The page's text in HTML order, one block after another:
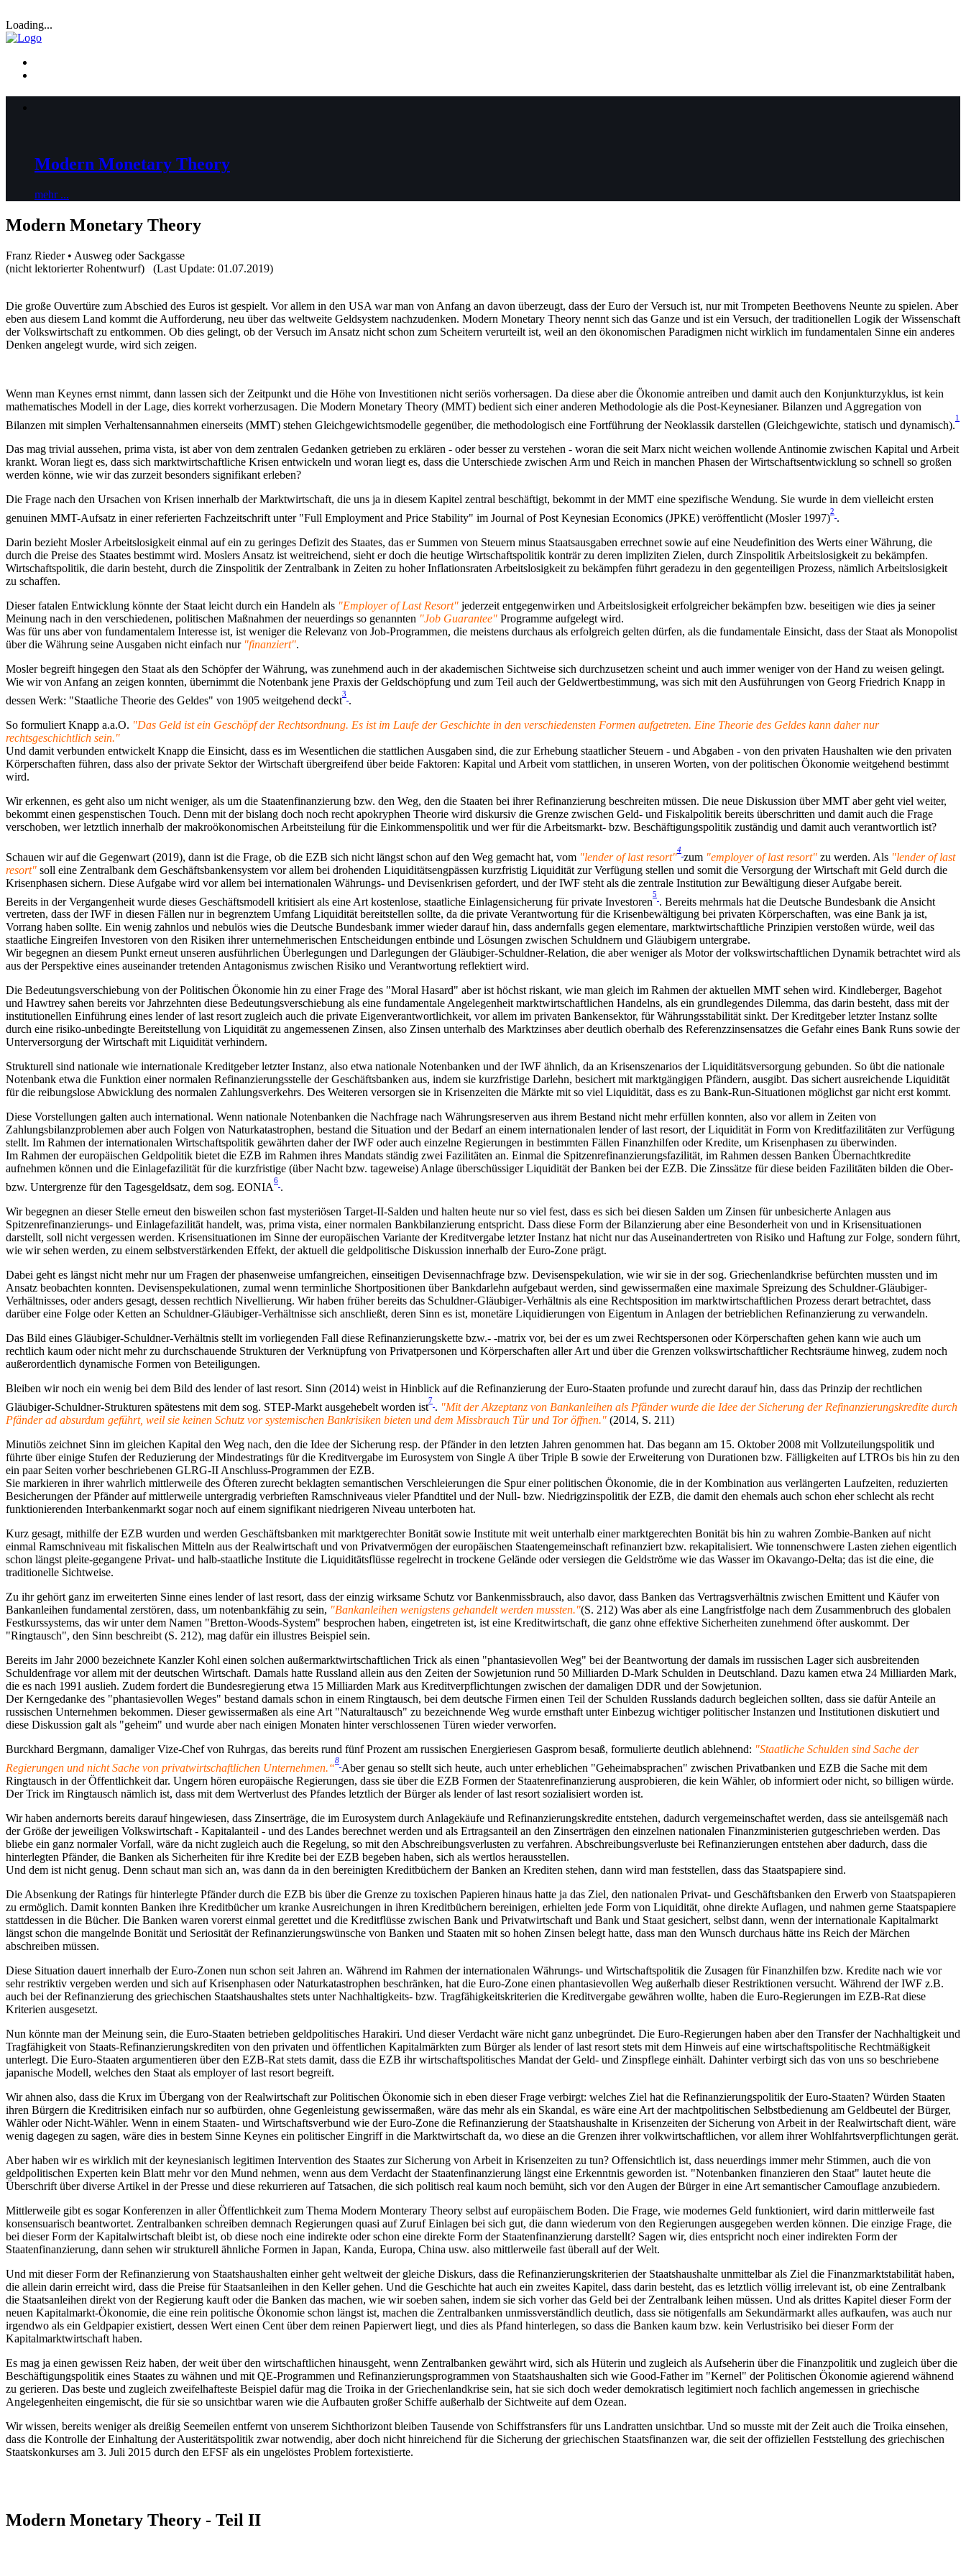
Loading...
Modern Monetary Theory
mehr ...
Modern Monetary Theory
Franz Rieder • Ausweg oder Sackgasse
(nicht lektorierter Rohentwurf) (Last Update: 01.07.2019)
Die große Ouvertüre zum Abschied des Euros ist gespielt. Vor allem in den USA war man von Anfang an davon überzeugt, dass der Euro der Versuch ist, nur mit Trompeten Beethovens Neunte zu spielen. Aber
eben aus diesem Land kommt die Aufforderung, neu über das weltweite Geldsystem nachzudenken. Modern Monetary Theory nennt sich das Ganze und ist ein Versuch, der traditionellen Logik der Wissenschaft
der Volkswirtschaft zu entkommen. Ob dies gelingt, ob der Versuch im Ansatz nicht schon zum Scheitern verurteilt ist, weil an den ökonomischen Paradigmen nicht wirklich im fundamentalen Sinne ein anderes
Denken angelegt wurde, wird sich zeigen.
Wenn man Keynes ernst nimmt, dann lassen sich der Zeitpunkt und die Höhe von Investitionen nicht seriös vorhersagen. Da diese aber die Ökonomie antreiben und damit auch den Konjunkturzyklus, ist kein
mathematisches Modell in der Lage, dies korrekt vorherzusagen. Die Modern Monetary Theory (MMT) bedient sich einer anderen Methodologie als die Post-Keynesianer. Bilanzen und Aggregation von
Bilanzen mit simplen Verhaltensannahmen einerseits (MMT) stehen Gleichgewichtsmodelle gegenüber, die methodologisch eine Fortführung der Neoklassik darstellen (Gleichgewichte, statisch und dynamisch).
1
Das mag trivial aussehen, prima vista, ist aber von dem zentralen Gedanken getrieben zu erklären - oder besser zu verstehen - woran die seit Marx nicht weichen wollende Antinomie zwischen Kapital und Arbeit
krankt. Woran liegt es, dass sich marktwirtschaftliche Krisen entwickeln und woran liegt es, dass die Unterschiede zwischen Arm und Reich in manchen Phasen der Wirtschaftsentwicklung so schnell so großen
werden könne, wie wir das zurzeit besonders signifikant erleben?
Die Frage nach den Ursachen von Krisen innerhalb der Marktwirtschaft, die uns ja in diesem Kapitel zentral beschäftigt, bekommt in der MMT eine spezifische Wendung. Sie wurde in dem vielleicht ersten
genuinen MMT-Aufsatz in einer referierten Fachzeitschrift unter "Full Employment and Price Stability" im Journal of Post Keynesian Economics (JPKE) veröffentlicht (Mosler 1997)
2
.
Darin bezieht Mosler Arbeitslosigkeit einmal auf ein zu geringes Defizit des Staates, das er Summen von Steuern minus Staatsausgaben errechnet sowie auf eine Neudefinition des Werts einer Währung, die
durch die Preise des Staates bestimmt wird. Moslers Ansatz ist weitreichend, sieht er doch die heutige Wirtschaftspolitik konträr zu deren impliziten Zielen, durch Zinspolitik Arbeitslosigkeit zu bekämpfen.
Wirtschaftspolitik, die darin besteht, durch die Zinspolitik der Zentralbank in Zeiten zu hoher Inflationsraten Arbeitslosigkeit zu bekämpfen führt geradezu in den gegenteiligen Prozess, nämlich Arbeitslosigkeit
zu schaffen.
Dieser fatalen Entwicklung könnte der Staat leicht durch ein Handeln als "Employer of Last Resort" jederzeit entgegenwirken und Arbeitslosigkeit erfolgreicher bekämpfen bzw. beseitigen wie dies ja seiner
Meinung nach in den verschiedenen, politischen Maßnahmen der neuerdings so genannten "Job Guarantee" Programme aufgelegt wird.
Was für uns aber von fundamentalem Interesse ist, ist weniger die Relevanz von Job-Programmen, die meistens durchaus als erfolgreich gelten dürfen, als die fundamentale Einsicht, dass der Staat als Monopolist
über die Währung seine Ausgaben nicht einfach nur "finanziert".
Mosler begreift hingegen den Staat als den Schöpfer der Währung, was zunehmend auch in der akademischen Sichtweise sich durchzusetzen scheint und auch immer weniger von der Hand zu weisen gelingt.
Wie wir von Anfang an zeigen konnten, übernimmt die Notenbank jene Praxis der Geldschöpfung und zum Teil auch der Geldwertbestimmung, was sich mit den Ausführungen von Georg Friedrich Knapp in
dessen Werk: "Staatliche Theorie des Geldes" von 1905 weitgehend deckt
3
.
So formuliert Knapp a.a.O. "Das Geld ist ein Geschöpf der Rechtsordnung. Es ist im Laufe der Geschichte in den verschiedensten Formen aufgetreten. Eine Theorie des Geldes kann daher nur
rechtsgeschichtlich sein."
Und damit verbunden entwickelt Knapp die Einsicht, dass es im Wesentlichen die stattlichen Ausgaben sind, die zur Erhebung staatlicher Steuern - und Abgaben - von den privaten Haushalten wie den privaten
Körperschaften führen, dass also der private Sektor der Wirtschaft übergreifend über beide Faktoren: Kapital und Arbeit vom stattlichen, in unseren Worten, von der politischen Ökonomie weitgehend bestimmt
wird.
Wir erkennen, es geht also um nicht weniger, als um die Staatenfinanzierung bzw. den Weg, den die Staaten bei ihrer Refinanzierung beschreiten müssen. Die neue Diskussion über MMT aber geht viel weiter,
bekommt einen gespenstischen Touch. Denn mit der bislang doch noch recht apokryphen Theorie wird diskursiv die Grenze zwischen Geld- und Fiskalpolitik bereits überschritten und damit auch die Frage
verschoben, wer letztlich innerhalb der makroökonomischen Arbeitsteilung für die Einkommenspolitik und wer für die Arbeitsmarkt- bzw. Beschäftigungspolitik zuständig und damit auch verantwortlich ist?
Schauen wir auf die Gegenwart (2019), dann ist die Frage, ob die EZB sich nicht längst schon auf den Weg gemacht hat, vom "lender of last resort"
4
zum "employer of last resort" zu werden. Als "lender of last
resort" soll eine Zentralbank dem Geschäftsbankensystem vor allem bei drohenden Liquiditätsengpässen kurzfristig Liquidität zur Verfügung stellen und somit die Versorgung der Wirtschaft mit Geld durch die
Krisenphasen sichern. Diese Aufgabe wird vor allem bei internationalen Währungs- und Devisenkrisen gefordert, und der IWF steht als die zentrale Institution zur Bewältigung dieser Aufgabe bereit.
Bereits in der Vergangenheit wurde dieses Geschäftsmodell kritisiert als eine Art kostenlose, staatliche Einlagensicherung für private Investoren
5
. Bereits mehrmals hat die Deutsche Bundesbank die Ansicht
vertreten, dass der IWF in diesen Fällen nur in begrenztem Umfang Liquidität bereitstellen sollte, da die private Verantwortung für die Krisenbewältigung bei privaten Körperschaften, was eine Bank ja ist,
Vorrang haben sollte. Ein wenig zahnlos und nebulös wies die Deutsche Bundesbank immer wieder darauf hin, dass andernfalls gegen elementare, marktwirtschaftliche Prinzipien verstoßen würde, weil das
staatliche Eingreifen Investoren von den Risiken ihrer unternehmerischen Entscheidungen entbinde und Lösungen zwischen Schuldnern und Gläubigern untergrabe.
Wir begegnen an diesem Punkt erneut unseren ausführlichen Überlegungen und Darlegungen der Gläubiger-Schuldner-Relation, die aber weniger als Motor der volkswirtschaftlichen Dynamik betrachtet wird als
aus der Perspektive eines auseinander tretenden Antagonismus zwischen Risiko und Verantwortung reflektiert wird.
Die Bedeutungsverschiebung von der Politischen Ökonomie hin zu einer Frage des "Moral Hasard" aber ist höchst riskant, wie man gleich im Rahmen der aktuellen MMT sehen wird. Kindleberger, Bagehot
und Hawtrey sahen bereits vor Jahrzehnten diese Bedeutungsverschiebung als eine fundamentale Angelegenheit marktwirtschaftlichen Handelns, als ein grundlegendes Dilemma, das darin besteht, dass mit der
institutionellen Einführung eines lender of last resort zugleich auch die private Eigenverantwortlichkeit, vor allem im privaten Bankensektor, für Währungsstabilität sinkt. Der Kreditgeber letzter Instanz sollte
durch eine risiko-unbedingte Bereitstellung von Liquidität zu angemessenen Zinsen, also Zinsen unterhalb des Marktzinses aber deutlich oberhalb des Referenzzinsensatzes die Gefahr eines Bank Runs sowie der
Unterversorgung der Wirtschaft mit Liquidität verhindern.
Strukturell sind nationale wie internationale Kreditgeber letzter Instanz, also etwa nationale Notenbanken und der IWF ähnlich, da an Krisenszenarios der Liquiditätsversorgung gebunden. So übt die nationale
Notenbank etwa die Funktion einer normalen Refinanzierungsstelle der Geschäftsbanken aus, indem sie kurzfristige Darlehn, besichert mit marktgängigen Pfändern, ausgibt. Das sichert ausreichende Liquidität
für die reibungslose Abwicklung des normalen Zahlungsverkehrs. Des Weiteren versorgen sie in Krisenzeiten die Märkte mit so viel Liquidität, dass es zu Bank-Run-Situationen möglichst gar nicht erst kommt.
Diese Vorstellungen galten auch international. Wenn nationale Notenbanken die Nachfrage nach Währungsreserven aus ihrem Bestand nicht mehr erfüllen konnten, also vor allem in Zeiten von
Zahlungsbilanzproblemen aber auch Folgen von Naturkatastrophen, bestand die Situation und der Bedarf an einem internationalen lender of last resort, der Liquidität in Form von Kreditfazilitäten zur Verfügung
stellt. Im Rahmen der internationalen Wirtschaftspolitik gewährten daher der IWF oder auch einzelne Regierungen in bestimmten Fällen Finanzhilfen oder Kredite, um Krisenphasen zu überwinden.
Im Rahmen der europäischen Geldpolitik bietet die EZB im Rahmen ihres Mandats ständig zwei Fazilitäten an. Einmal die Spitzenrefinanzierungsfazilität, im Rahmen dessen Banken Übernachtkredite
aufnehmen können und die Einlagefazilität für die kurzfristige (über Nacht bzw. tageweise) Anlage überschüssiger Liquidität der Banken bei der EZB. Die Zinssätze für diese beiden Fazilitäten bilden die Ober-
bzw. Untergrenze für den Tagesgeldsatz, dem sog. EONIA
6
.
Wir begegnen an dieser Stelle erneut den bisweilen schon fast mysteriösen Target-II-Salden und halten heute nur so viel fest, dass es sich bei diesen Salden um Zinsen für unbesicherte Anlagen aus
Spitzenrefinanzierungs- und Einlagefazilität handelt, was, prima vista, einer normalen Bankbilanzierung entspricht. Dass diese Form der Bilanzierung aber eine Besonderheit von und in Krisensituationen
darstellt, soll nicht vergessen werden. Krisensituationen im Sinne der europäischen Variante der Kreditvergabe letzter Instanz hat nicht nur das Auseinandertreten von Risiko und Haftung zur Folge, sondern führt,
wie wir sehen werden, zu einem selbstverstärkenden Effekt, der aktuell die geldpolitische Diskussion innerhalb der Euro-Zone prägt.
Dabei geht es längst nicht mehr nur um Fragen der phasenweise umfangreichen, einseitigen Devisennachfrage bzw. Devisenspekulation, wie wir sie in der sog. Griechenlandkrise befürchten mussten und im
Ansatz beobachten konnten. Devisenspekulationen, zumal wenn terminliche Shortpositionen über Bankdarlehn aufgebaut werden, sind gewissermaßen eine maximale Spreizung des Schuldner-Gläubiger-
Verhältnisses, oder anders gesagt, dessen rechtlich Nivellierung. Wir haben früher bereits das Schuldner-Gläubiger-Verhältnis als eine Rechtsposition im marktwirtschaftlichen Prozess derart betrachtet, dass
darüber eine Folge oder Ketten an Schuldner-Gläubiger-Verhältnisse sich anschließt, deren Sinn es ist, monetäre Liquidierungen von Eigentum in Anlagen der betrieblichen Refinanzierung zu verwandeln.
Das Bild eines Gläubiger-Schuldner-Verhältnis stellt im vorliegenden Fall diese Refinanzierungskette bzw.- -matrix vor, bei der es um zwei Rechtspersonen oder Körperschaften gehen kann wie auch um
rechtlich kaum oder nicht mehr zu durchschauende Strukturen der Verknüpfung von Privatpersonen und Körperschaften aller Art und über die Grenzen volkswirtschaftlicher Rechtsräume hinweg, zudem noch
außerordentlich dynamische Formen von Beteiligungen.
Bleiben wir noch ein wenig bei dem Bild des lender of last resort. Sinn (2014) weist in Hinblick auf die Refinanzierung der Euro-Staaten profunde und zurecht darauf hin, dass das Prinzip der rechtlichen
Gläubiger-Schuldner-Strukturen spätestens mit dem sog. STEP-Markt ausgehebelt worden ist
7
. "Mit der Akzeptanz von Bankanleihen als Pfänder wurde die Idee der Sicherung der Refinanzierungskredite durch
Pfänder ad absurdum geführt, weil sie keinen Schutz vor systemischen Bankrisiken bieten und dem Missbrauch Tür und Tor öffnen." (2014, S. 211)
Minutiös zeichnet Sinn im gleichen Kapital den Weg nach, den die Idee der Sicherung resp. der Pfänder in den letzten Jahren genommen hat. Das begann am 15. Oktober 2008 mit Vollzuteilungspolitik und
führte über einige Stufen der Reduzierung der Mindestratings für die Kreditvergabe im Eurosystem von Single A über Triple B sowie der Erweiterung von Durationen bzw. Fälligkeiten auf LTROs bis hin zu den
ein paar Seiten vorher beschriebenen GLRG-II Anschluss-Programmen der EZB.
Sie markieren in ihrer wahrlich mittlerweile des Öfteren zurecht beklagten semantischen Verschleierungen die Spur einer politischen Ökonomie, die in der Kombination aus verlängerten Laufzeiten, reduzierten
Besicherungen der Pfänder auf mittlerweile untergradig verbrieften Ramschniveaus vieler Pfandtitel und der Null- bzw. Niedrigzinspolitik der EZB, die damit den ehemals auch schon eher schlecht als recht
funktionierenden Interbankenmarkt sogar noch auf einem signifikant niedrigeren Niveau unterboten hat.
Kurz gesagt, mithilfe der EZB wurden und werden Geschäftsbanken mit marktgerechter Bonität sowie Institute mit weit unterhalb einer marktgerechten Bonität bis hin zu wahren Zombie-Banken auf nicht
einmal Ramschniveau mit fiskalischen Mitteln aus der Realwirtschaft und von Privatvermögen der europäischen Staatengemeinschaft refinanziert bzw. rekapitalisiert. Wie tonnenschwere Lasten ziehen eigentlich
schon längst pleite-gegangene Privat- und halb-staatliche Institute die Liquiditätsflüsse regelrecht in trockene Gelände oder versiegen die Geldströme wie das Wasser im Okavango-Delta; das ist die eine, die
traditionelle Sichtweise.
Zu ihr gehört ganz im erweiterten Sinne eines lender of last resort, dass der einzig wirksame Schutz vor Bankenmissbrauch, also davor, dass Banken das Vertragsverhältnis zwischen Emittent und Käufer von
Bankanleihen fundamental zerstören, dass, um notenbankfähig zu sein, "Bankanleihen wenigstens gehandelt werden mussten."(S. 212) Was aber als eine Langfristfolge nach dem Zusammenbruch des globalen
Festkurssystems, das wir unter dem Namen "Bretton-Woods-System" besprochen haben, eingetreten ist, ist eine Kreditwirtschaft, die ganz ohne effektive Sicherheiten zunehmend öfter auskommt. Der
"Ringtausch", den Sinn beschreibt (S. 212), mag dafür ein illustres Beispiel sein.
Bereits im Jahr 2000 bezeichnete Kanzler Kohl einen solchen außermarktwirtschaftlichen Trick als einen "phantasievollen Weg" bei der Beantwortung der damals im russischen Lager sich ausbreitenden
Schuldenfrage vor allem mit der deutschen Wirtschaft. Damals hatte Russland allein aus den Zeiten der Sowjetunion rund 50 Milliarden D-Mark Schulden in Deutschland. Dazu kamen etwa 24 Milliarden Mark,
die es nach 1991 auslieh. Zudem fordert die Bundesregierung etwa 15 Milliarden Mark aus Kreditverpflichtungen zwischen der damaligen DDR und der Sowjetunion.
Der Kerngedanke des "phantasievollen Weges" bestand damals schon in einem Ringtausch, bei dem deutsche Firmen einen Teil der Schulden Russlands dadurch begleichen sollten, dass sie dafür Anteile an
russischen Unternehmen bekommen. Dieser gewissermaßen als eine Art "Naturaltausch" zu bezeichnende Weg wurde ernsthaft unter Einbezug wichtiger politischer Instanzen und Institutionen diskutiert und
diese Diskussion galt als "geheim" und wurde aber nach einigen Monaten hinter verschlossenen Türen wieder verworfen.
Burckhard Bergmann, damaliger Vize-Chef von Ruhrgas, das bereits rund fünf Prozent am russischen Energieriesen Gasprom besaß, formulierte deutlich ablehnend: "Staatliche Schulden sind Sache der
Regierungen und nicht Sache von privatwirtschaftlichen Unternehmen.“
8
Aber genau so stellt sich heute, auch unter erheblichen "Geheimabsprachen" zwischen Privatbanken und EZB die Sache mit dem
Ringtausch in der Öffentlichkeit dar. Ungern hören europäische Regierungen, dass sie über die EZB Formen der Staatenrefinanzierung ausprobieren, die kein Wähler, ob informiert oder nicht, so billigen würde.
Der Trick im Ringtausch nämlich ist, dass mit dem Wertverlust des Pfandes letztlich der Bürger als lender of last resort sozialisiert worden ist.
Wir haben andernorts bereits darauf hingewiesen, dass Zinserträge, die im Eurosystem durch Anlagekäufe und Refinanzierungskredite entstehen, dadurch vergemeinschaftet werden, dass sie anteilsgemäß nach
der Größe der jeweiligen Volkswirtschaft - Kapitalanteil - und des Landes berechnet werden und als Ertragsanteil an den Zinserträgen den einzelnen nationalen Finanzministerien gutgeschrieben werden. Das
bliebe ein ganz normaler Vorfall, wäre da nicht zugleich auch die Regelung, so mit den Abschreibungsverlusten zu verfahren. Abschreibungsverluste bei Refinanzierungen entstehen aber dadurch, dass die
hinterlegten Pfänder, die Banken als Sicherheiten für ihre Kredite bei der EZB begeben haben, sich als wertlos herausstellen.
Und dem ist nicht genug. Denn schaut man sich an, was dann da in den bereinigten Kreditbüchern der Banken an Krediten stehen, dann wird man feststellen, dass das Staatspapiere sind.
Die Absenkung der Ratings für hinterlegte Pfänder durch die EZB bis über die Grenze zu toxischen Papieren hinaus hatte ja das Ziel, den nationalen Privat- und Geschäftsbanken den Erwerb von Staatspapieren
zu ermöglich. Damit konnten Banken ihre Kreditbücher um kranke Ausreichungen in ihren Kreditbüchern bereinigen, erhielten jede Form von Liquidität, ohne direkte Auflagen, und nahmen gerne Staatspapiere
stattdessen in die Bücher. Die Banken waren vorerst einmal gerettet und die Kreditflüsse zwischen Bank und Privatwirtschaft und Bank und Staat gesichert, selbst dann, wenn der internationale Kapitalmarkt
längst schon die mangelnde Bonität und Seriosität der Refinanzierungswünsche von Banken und Staaten mit so hohen Zinsen belegt hatte, dass man den Wunsch durchaus hätte ins Reich der Märchen
abschreiben müssen.
Diese Situation dauert innerhalb der Euro-Zonen nun schon seit Jahren an. Während im Rahmen der internationalen Währungs- und Wirtschaftspolitik die Zusagen für Finanzhilfen bzw. Kredite nach wie vor
sehr restriktiv vergeben werden und sich auf Krisenphasen oder Naturkatastrophen beschränken, hat die Euro-Zone einen phantasievollen Weg außerhalb dieser Restriktionen versucht. Während der IWF z.B.
auch bei der Refinanzierung des griechischen Staatshaushaltes stets unter Nachhaltigkeits- bzw. Tragfähigkeitskriterien die Kreditvergabe gewähren wollte, haben die Euro-Regierungen im EZB-Rat diese
Kriterien ausgesetzt.
Nun könnte man der Meinung sein, die Euro-Staaten betrieben geldpolitisches Harakiri. Und dieser Verdacht wäre nicht ganz unbegründet. Die Euro-Regierungen haben aber den Transfer der Nachhaltigkeit und
Tragfähigkeit von Staats-Refinanzierungskrediten von den privaten und öffentlichen Kapitalmärkten zum Bürger als lender of last resort stets mit dem Hinweis auf eine wirtschaftspolitische Rechtmäßigkeit
unterlegt. Die Euro-Staaten argumentieren über den EZB-Rat stets damit, dass die EZB ihr wirtschaftspolitisches Mandat der Geld- und Zinspflege einhält. Dahinter verbirgt sich das von uns so beschriebene
japanische Modell, welches den Staat als employer of last resort begreift.
Wir ahnen also, dass die Krux im Übergang von der Realwirtschaft zur Politischen Ökonomie sich in eben dieser Frage verbirgt: welches Ziel hat die Refinanzierungspolitik der Euro-Staaten? Würden Staaten
ihren Bürgern die Kreditrisiken einfach nur so aufbürden, ohne Gegenleistung gewissermaßen, wäre das mehr als ein Skandal, es wäre eine Art der machtpolitischen Selbstbedienung am Geldbeutel der Bürger,
Wähler oder Nicht-Wähler. Wenn in einem Staaten- und Wirtschaftsverbund wie der Euro-Zone die Refinanzierung der Staatshaushalte in Krisenzeiten der Sicherung von Arbeit in der Realwirtschaft dient, wäre
wenig dagegen zu sagen, wäre dies in bestem Sinne Keynes ein politischer Eingriff in die Marktwirtschaft da, wo diese an die Grenzen ihrer volkwirtschaftlichen, vor allem ihrer Wohlfahrtsverpflichtungen gerät.
Aber haben wir es wirklich mit der keynesianisch legitimen Intervention des Staates zur Sicherung von Arbeit in Krisenzeiten zu tun? Offensichtlich ist, dass neuerdings immer mehr Stimmen, auch die von
geldpolitischen Experten kein Blatt mehr vor den Mund nehmen, wenn aus dem Verdacht der Staatenfinanzierung längst eine Erkenntnis geworden ist. "Notenbanken finanzieren den Staat" lautet heute die
Überschrift über diverse Artikel in der Presse und diese rekurrieren auf Tatsachen, die sich politisch real kaum noch bemüht, sich vor den Augen der Bürger in eine Art semantischer Camouflage anzubiedern.
Mittlerweile gibt es sogar Konferenzen in aller Öffentlichkeit zum Thema Modern Monterary Theory selbst auf europäischem Boden. Die Frage, wie modernes Geld funktioniert, wird darin mittlerweile fast
konsensuarisch beantwortet. Zentralbanken schreiben demnach Regierungen quasi auf Zuruf Einlagen bei sich gut, die dann wiederum von den Regierungen ausgegeben werden können. Die einzige Frage, die
bei dieser Form der Kapitalwirtschaft bleibt ist, ob diese noch eine indirekte oder schon eine direkte Form der Staatenfinanzierung darstellt? Sagen wir, dies entspricht noch einer indirekten Form der
Staatenfinanzierung, dann sehen wir strukturell ähnliche Formen in Japan, Kanda, Europa, China usw. also mittlerweile fast überall auf der Welt.
Und mit dieser Form der Refinanzierung von Staatshaushalten einher geht weltweit der gleiche Diskurs, dass die Refinanzierungskriterien der Staatshaushalte unmittelbar als Ziel die Finanzmarktstabilität haben,
die allein darin erreicht wird, dass die Preise für Staatsanleihen in den Keller gehen. Und die Geschichte hat auch ein zweites Kapitel, dass darin besteht, das es letztlich völlig irrelevant ist, ob eine Zentralbank
die Staatsanleihen direkt von der Regierung kauft oder die Banken das machen, wie wir soeben sahen, indem sie sich vorher das Geld bei der Zentralbank leihen müssen. Und als drittes Kapitel dieser Form der
neuen Kapitalmarkt-Ökonomie, die eine rein politische Ökonomie schon längst ist, machen die Zentralbanken unmissverständlich deutlich, dass sie nötigenfalls am Sekundärmarkt alles aufkaufen, was auch nur
irgendwo als ein Geldpapier existiert, dessen Wert einen Cent über dem reinen Papierwert liegt, und dies als Pfand hinterlegen, so dass die Banken kaum bzw. kein Verlustrisiko bei dieser Form der
Kapitalmarktwirtschaft haben.
Es mag ja einen gewissen Reiz haben, der weit über den wirtschaftlichen hinausgeht, wenn Zentralbanken gewährt wird, sich als Hüterin und zugleich als Aufseherin über die Finanzpolitik und zugleich über die
Beschäftigungspolitik eines Staates zu wähnen und mit QE-Programmen und Refinanzierungsprogrammen von Staatshaushalten sich wie Good-Father im "Kernel" der Politischen Ökonomie agierend wähnend
zu gerieren. Das beste und zugleich zweifelhafteste Beispiel dafür mag die Troika in der Griechenlandkrise sein, hat sie sich doch weder demokratisch legitimiert noch fachlich angemessen in griechische
Angelegenheiten eingemischt, die für sie so unsichtbar waren wie die Aufbauten großer Schiffe außerhalb der Sichtweite auf dem Ozean.
Wir wissen, bereits weniger als dreißig Seemeilen entfernt von unserem Sichthorizont bleiben Tausende von Schiffstransfers für uns Landratten unsichtbar. Und so musste mit der Zeit auch die Troika einsehen,
dass die Kontrolle der Einhaltung der Austeritätspolitik zwar notwendig, aber doch nicht hinreichend für die Sicherung der griechischen Staatsfinanzen war, die seit der offiziellen Feststellung des griechischen
Staatskonkurses am 3. Juli 2015 durch den EFSF als ein ungelöstes Problem fortexistierte.
Modern Monetary Theory - Teil II